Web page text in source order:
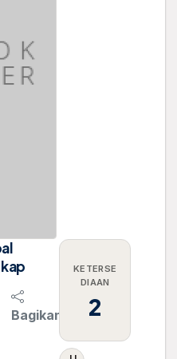
Bagikan
KETERSE
DIAAN
2